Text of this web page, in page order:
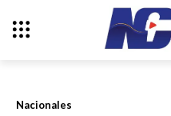
Nacionales